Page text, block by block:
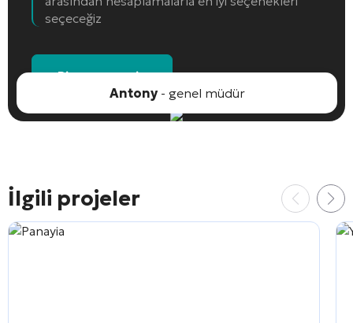
seçeceğiz
Bir nesne seçin
Antony- genel müdür
İlgili projeler